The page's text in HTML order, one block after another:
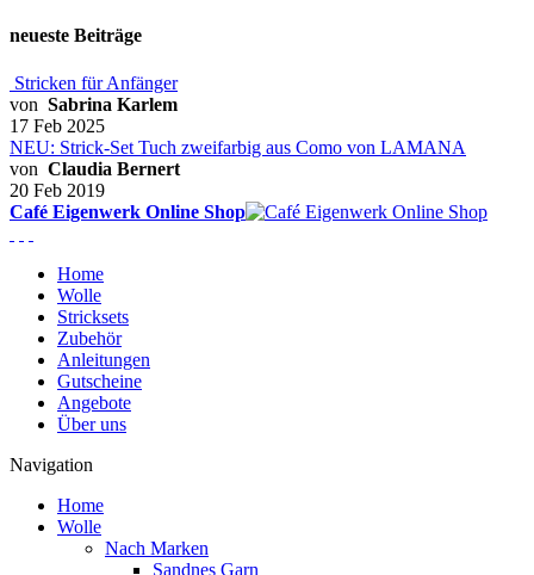
neueste Beiträge
Stricken für Anfänger
von Sabrina Karlem
17 Feb 2025
NEU: Strick-Set Tuch zweifarbig aus Como von LAMANA
von Claudia Bernert
20 Feb 2019
Café Eigenwerk Online Shop
Home
Wolle
Stricksets
Zubehör
Anleitungen
Gutscheine
Angebote
Über uns
Navigation
Home
Wolle
Nach Marken
Sandnes Garn